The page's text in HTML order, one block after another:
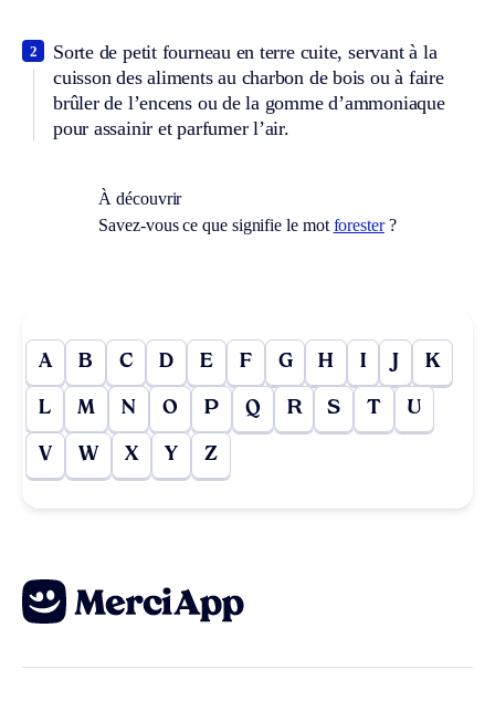
Sorte de petit fourneau en terre cuite, servant à la
cuisson des aliments au charbon de bois ou à faire
brûler de l’encens ou de la gomme d’ammoniaque
pour assainir et parfumer l’air.
2
À découvrir
Savez-vous ce que signifie le mot forester?
A B C D E F G H I J K
L M N O P Q R S T U
V W X Y Z